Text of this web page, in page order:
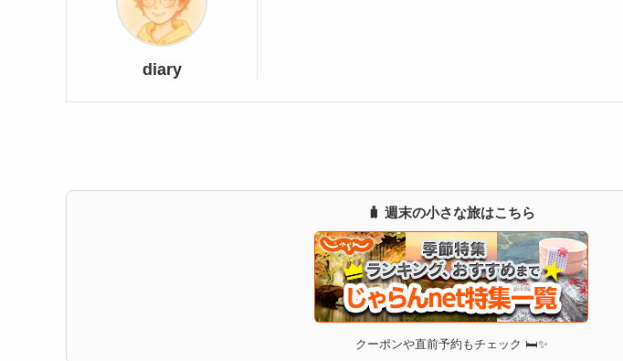
diary
🧳 週末の小さな旅はこちら
クーポンや直前予約もチェック 🛏✨